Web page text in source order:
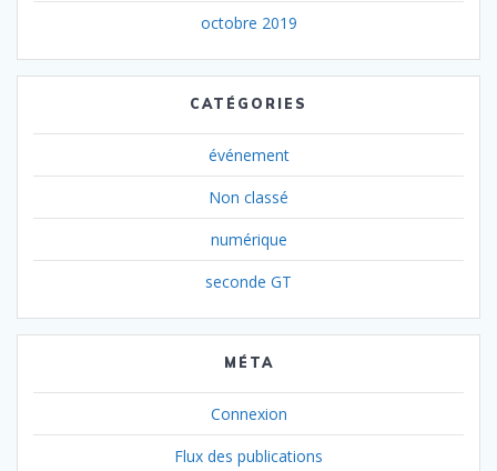
octobre 2019
CATÉGORIES
événement
Non classé
numérique
seconde GT
MÉTA
Connexion
Flux des publications